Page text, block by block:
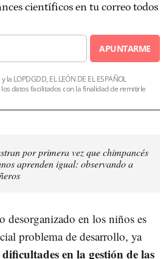
científicos en tu correo todos
APUNTARME
LOPDGDD, EL LEÓN DE EL ESPAÑOL
los datos facilitados con la finalidad de remitirle
por primera vez que chimpancés
aprenden igual: observando a
desorganizado en los niños es
problema de desarrollo, ya
dificultades en la gestión de las